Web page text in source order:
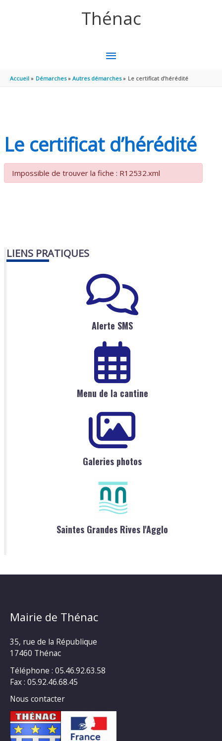
Thénac
MENU
PRINCIPAL
Accueil Démarches Autres démarches Le certificat d’hérédité
Le certificat d’hérédité
Impossible de trouver la fiche : R12532.xml
LIENS PRATIQUES
Alerte SMS
Menu de la cantine
Galeries photos
Saintes Grandes Rives l'Agglo
Mairie de Thénac
35, rue de la République
17460 Thénac
Téléphone : 05.46.92.63.58
Fax : 05.92.46.68.45
Nous contacter